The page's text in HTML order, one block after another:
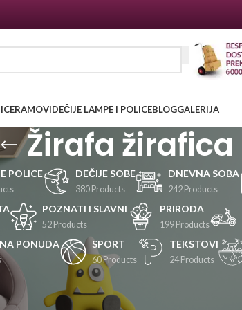
RAMOVIDEČIJE LAMPE I POLICEBLOGGALERIJA
Žirafa žirafica
POLICE DEČIJE SOBE
380 Products
DNEVNA SOBA
242 Products
POZNATI I SLAVNI
52 Products
PRIRODA
199 Products
PONUDA SPORT
60 Products
TEKSTOVI
24 Products